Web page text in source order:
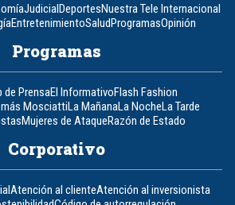
JudicialDeportesNuestra Tele Internacional
EntretenimientoSaludProgramasOpinión
Programas
de PrensaEl InformativoFlash Fashion
MosciattiLa MañanaLa NocheLa Tarde
Mujeres de AtaqueRazón de Estado
Corporativo
Atención al clienteAtención al inversionista